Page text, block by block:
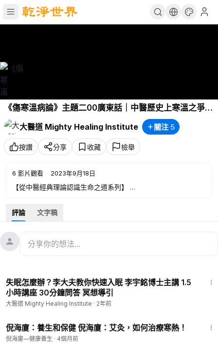
《傷寒溫病論》主題二00廣東話｜中醫歷史上寒溫之爭｜
《傷寒溫病論》新書背景介紹｜講座導言｜寒熱相兼感冒
｜中醫成因｜自我療癒｜傷寒論｜溫病論｜中醫經典｜中
醫歷史｜寒溫之爭｜新書｜健康｜養生｜疾病｜李宇銘
大醫道 Mighty Healing Institute 關注·5
按讚 分享 收藏 檢舉
6 影片觀看 · 2023年9月18日
【從中醫經典理論認識生命之道系列】
主題二：甚麼是「寒熱相兼」感冒？——感冒的中醫成因與自我
療癒
感冒了要怎樣正確處理？甚麼時候可以自癒、什麼時候需要看醫
生？在中醫上，感冒有不同的成因，需要判斷感冒的寒熱屬性與
排出毒素，甚至變得比感冒前更健康！
中醫的教科書上一般說感冒有風寒與風熱兩大類，但這只是理論
兼、寒熱錯雜！單純的寒或熱的感冒是較少出現的；而且就算是
有熱氣的感冒，也可能是屬於虛火，這與風熱感冒容易相混淆。
評論 文字稿
失眠怎麼辦？李大夫教你快速入眠 李宇銘博士主講 1.5
小時講座 30分鐘問答 冥想導引
大醫道 Mighty Healing Institute · 2年前
倪海廈：養生和保健 倪海廈：艾灸，如何治療寒熱！
倪海廈—健康養生 · 4個月前